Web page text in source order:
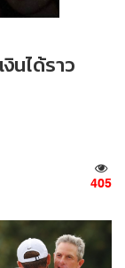
นได้ราว
405